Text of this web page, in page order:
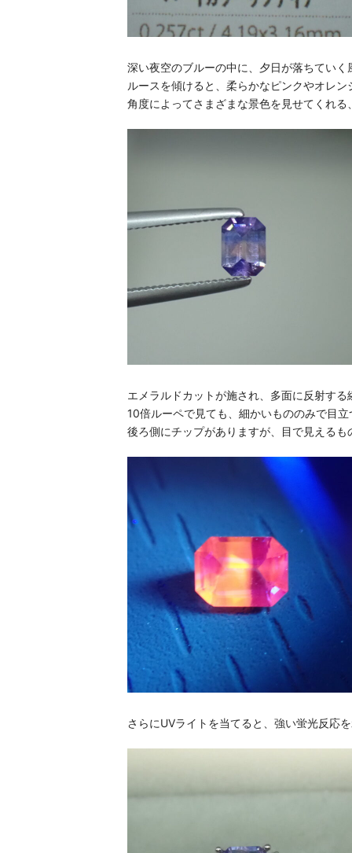
深い夜空のブルーの中に、夕日が落ちてい
ルースを傾けると、柔らかなピンクやオレ
角度によってさまざまな景色を見せてくれる
エメラルドカットが施され、多面に反射す
10倍ルーペで見ても、細かいもののみで目
後ろ側にチップがありますが、目で見えるも
さらにUVライトを当てると、強い蛍光反応